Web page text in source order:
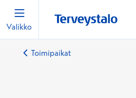
Valikko
Toimipaikat